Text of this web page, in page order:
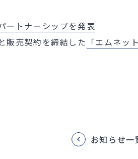
ートナーシップを発表
販売契約を締結した 「エムネッ
お知らせ一